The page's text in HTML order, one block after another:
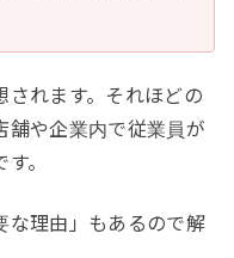
されます。それほどの
舗や企業内で従業員が
。
な理由」もあるので解